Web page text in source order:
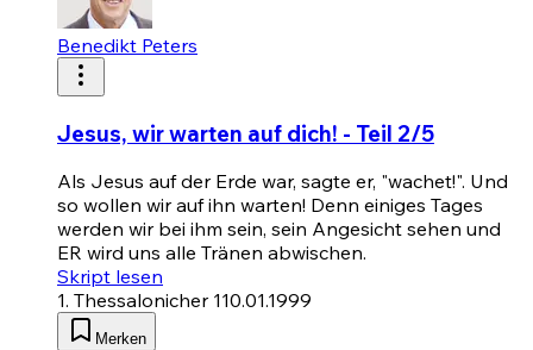
Benedikt Peters
Jesus, wir warten auf dich! - Teil 2/5
Als Jesus auf der Erde war, sagte er, "wachet!". Und
so wollen wir auf ihn warten! Denn einiges Tages
werden wir bei ihm sein, sein Angesicht sehen und
ER wird uns alle Tränen abwischen.
Skript lesen
1. Thessalonicher 110.01.1999
Merken